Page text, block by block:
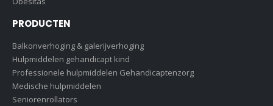
PRODUCTEN
Balkonverhoging & galerijverhoging
Hulpmiddelen gehandicapt kind
Professionele hulpmiddelen Gehandicaptenzorg
Medische hulpmiddelen
Seniorenrollators